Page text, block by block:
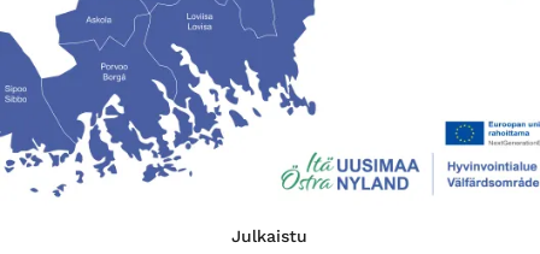
Julkaistu